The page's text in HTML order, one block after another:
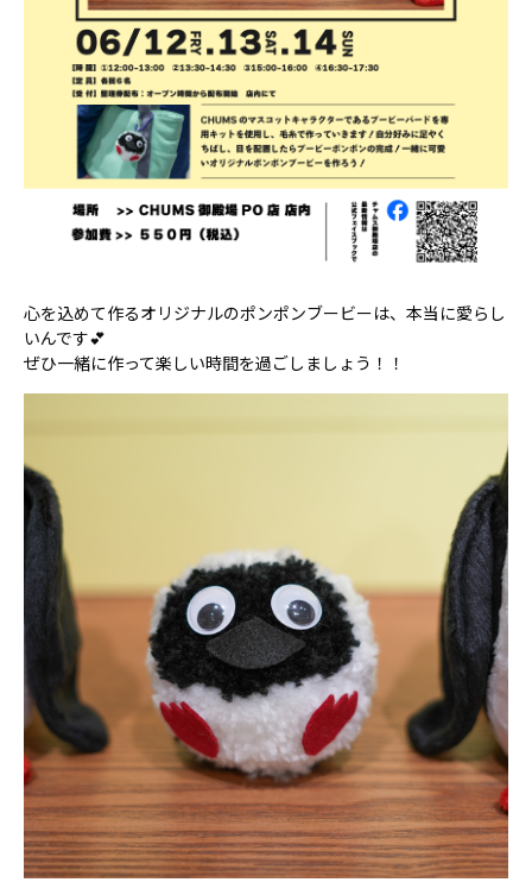
心を込めて作るオリジナルのポンポンブービーは、本当に愛らし
いんです💕
ぜひ一緒に作って楽しい時間を過ごしましょう！！